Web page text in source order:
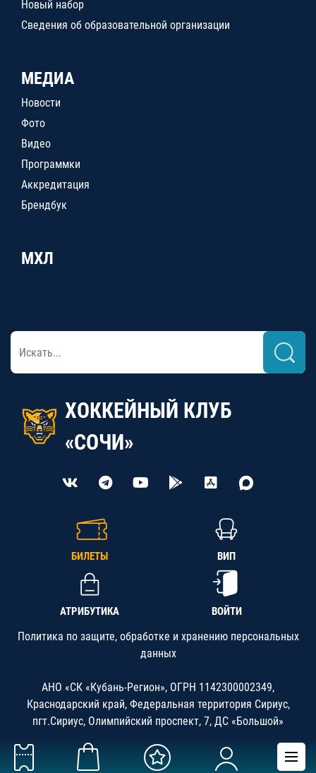
Новый набор
Сведения об образовательной организации
МЕДИА
Новости
Фото
Видео
Программки
Аккредитация
Брендбук
МХЛ
ХОККЕЙНЫЙ КЛУБ
«СОЧИ»
БИЛЕТЫ ВИП
АТРИБУТИКА ВОЙТИ
Политика по защите, обработке и хранению персональных
данных
АНО «СК «Кубань-Регион», ОГРН 1142300002349,
Краснодарский край, Федеральная территория Сириус,
пгт.Сириус, Олимпийский проспект, 7, ДС «Большой»